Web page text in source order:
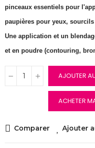
pinceaux essentiels pour
paupières pour yeux,
Une application et un
et en poudre (contouring,
AJOUTER
ACHETER
Comparer Ajouter